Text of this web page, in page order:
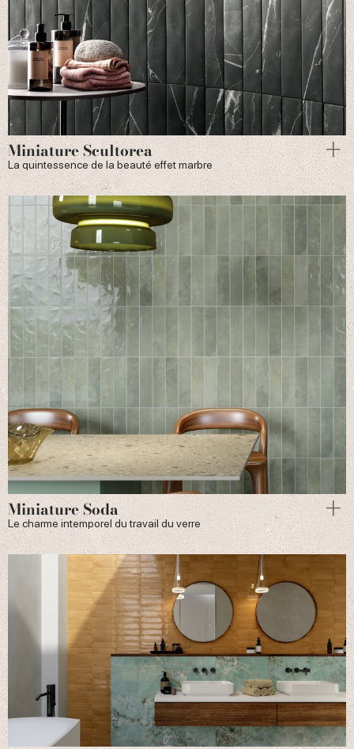
Miniature Scultorea
La quintessence de la beauté effet marbre
Miniature Soda
Le charme intemporel du travail du verre